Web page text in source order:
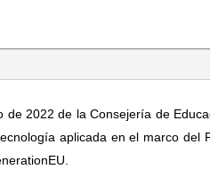
de 2022 de la Consejería de
aplicada en el marco del